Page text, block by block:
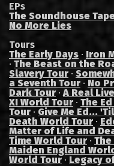
EPs
The Soundhouse
No More Lies
Tours
The Early Days · Iron
· The Beast on the
Slavery Tour ·
a Seventh Tour · No
Dark Tour·A Real
XI World Tour · The
Tour · Give Me Ed...
Death World Tour ·
Matter of Life and
Time World Tour ·
Maiden England
World Tour· Legacy